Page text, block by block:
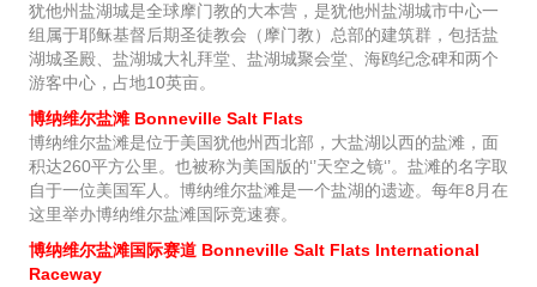
犹他州盐湖城是全球摩门教的大本营，是犹他州盐湖城市中心一
组属于耶稣基督后期圣徒教会（摩门教）总部的建筑群，包括盐
湖城圣殿、盐湖城大礼拜堂、盐湖城聚会堂、海鸥纪念碑和两个
游客中心，占地10英亩。
博纳维尔盐滩 Bonneville Salt Flats
博纳维尔盐滩是位于美国犹他州西北部，大盐湖以西的盐滩，面
积达260平方公里。也被称为美国版的‘’天空之镜‘’。盐滩的名字取
自于一位美国军人。博纳维尔盐滩是一个盐湖的遗迹。每年8月在
这里举办博纳维尔盐滩国际竞速赛。
博纳维尔盐滩国际赛道 Bonneville Salt Flats International
Raceway